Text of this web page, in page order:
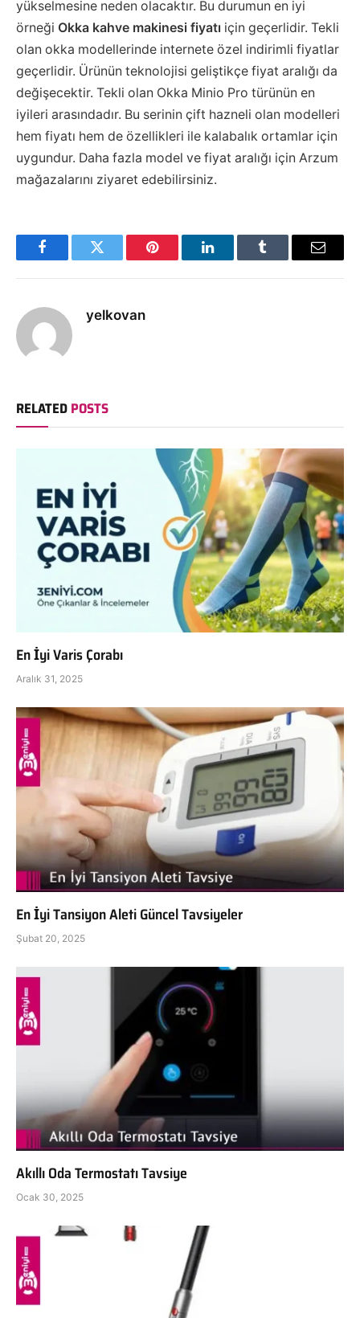
yükselmesine neden olacaktır. Bu durumun en iyi
örneği Okka kahve makinesi fiyatı için geçerlidir. Tekli
olan okka modellerinde internete özel indirimli fiyatlar
geçerlidir. Ürünün teknolojisi geliştikçe fiyat aralığı da
değişecektir. Tekli olan Okka Minio Pro türünün en
iyileri arasındadır. Bu serinin çift hazneli olan modelleri
hem fiyatı hem de özellikleri ile kalabalık ortamlar için
uygundur. Daha fazla model ve fiyat aralığı için Arzum
mağazalarını ziyaret edebilirsiniz.
FacebookTwitter Pinterest LinkedInTumblr Email
yelkovan
RELATEDPOSTS
En İyi Varis Çorabı
Aralık 31, 2025
En İyi Tansiyon Aleti Güncel Tavsiyeler
Şubat 20, 2025
Akıllı Oda Termostatı Tavsiye
Ocak 30, 2025